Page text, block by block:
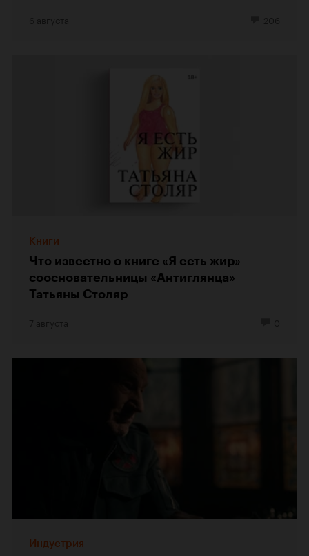
Книги
Что известно о книге «Я есть жир»
соосновательницы «Антиглянца»
Татьяны Столяр
Индустрия